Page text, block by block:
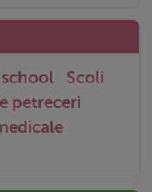
Scoli
petreceri